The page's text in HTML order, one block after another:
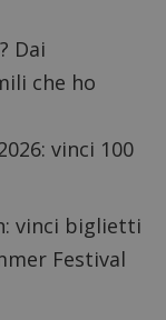
Dai
che ho
vinci 100
vinci biglietti
Festival